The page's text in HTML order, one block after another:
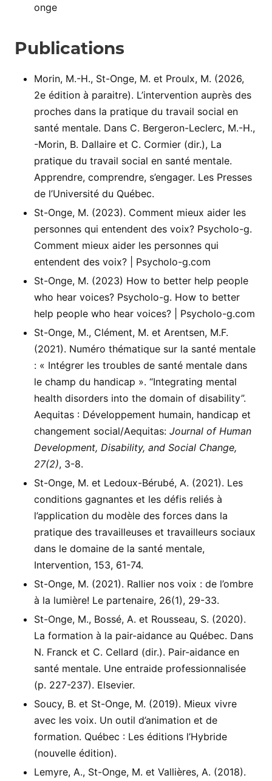
onge
Publications
Morin, M.-H., St-Onge, M. et Proulx, M. (2026,
2e édition à paraitre). L’intervention auprès des
proches dans la pratique du travail social en
santé mentale. Dans C. Bergeron-Leclerc, M.-H.,
-Morin, B. Dallaire et C. Cormier (dir.), La
pratique du travail social en santé mentale.
Apprendre, comprendre, s’engager. Les Presses
de l’Université du Québec.
St-Onge, M. (2023). Comment mieux aider les
personnes qui entendent des voix? Psycholo-g.
Comment mieux aider les personnes qui
entendent des voix? | Psycholo-g.com
St-Onge, M. (2023) How to better help people
who hear voices? Psycholo-g. How to better
help people who hear voices? | Psycholo-g.com
St-Onge, M., Clément, M. et Arentsen, M.F.
(2021). Numéro thématique sur la santé mentale
: « Intégrer les troubles de santé mentale dans
le champ du handicap ». “Integrating mental
health disorders into the domain of disability”.
Aequitas : Développement humain, handicap et
changement social/Aequitas: Journal of Human
Development, Disability, and Social Change,
27(2), 3-8.
St-Onge, M. et Ledoux-Bérubé, A. (2021). Les
conditions gagnantes et les défis reliés à
l’application du modèle des forces dans la
pratique des travailleuses et travailleurs sociaux
dans le domaine de la santé mentale,
Intervention, 153, 61-74.
St-Onge, M. (2021). Rallier nos voix : de l’ombre
à la lumière! Le partenaire, 26(1), 29-33.
St-Onge, M., Bossé, A. et Rousseau, S. (2020).
La formation à la pair-aidance au Québec. Dans
N. Franck et C. Cellard (dir.). Pair-aidance en
santé mentale. Une entraide professionnalisée
(p. 227-237). Elsevier.
Soucy, B. et St-Onge, M. (2019). Mieux vivre
avec les voix. Un outil d’animation et de
formation. Québec : Les éditions l’Hybride
(nouvelle édition).
Lemyre, A., St-Onge, M. et Vallières, A. (2018).